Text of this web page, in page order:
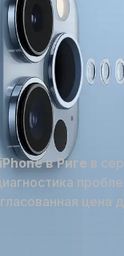
в Риге в
цена